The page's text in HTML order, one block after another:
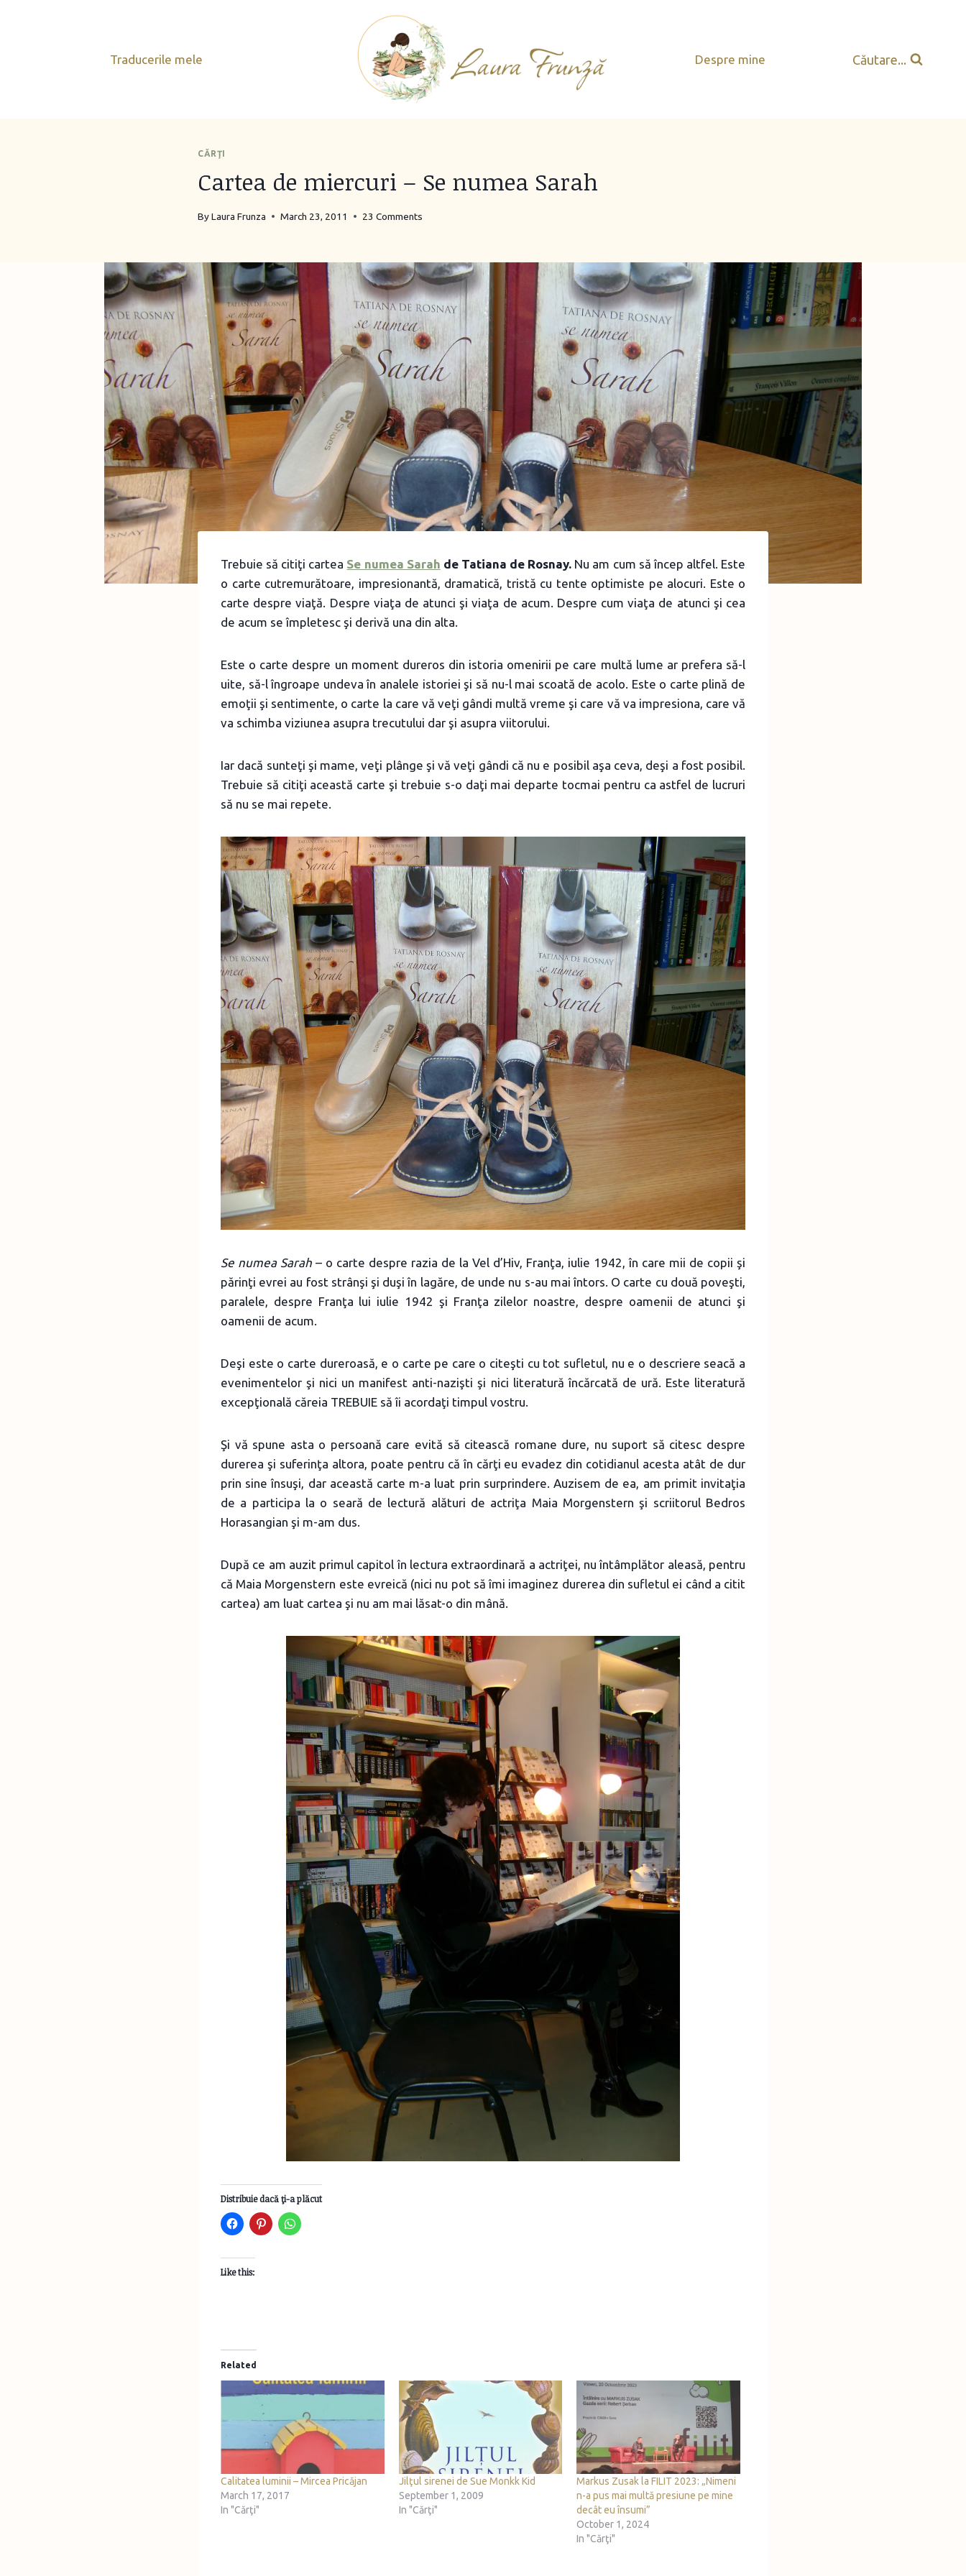
Traducerile mele
Despre mine Căutare...
CĂRŢI
Cartea de miercuri – Se numea Sarah
ByLaura Frunza March 23, 2011 23 Comments
Trebuie să citiţi cartea Se numea Sarah de Tatiana de Rosnay. Nu am cum să încep altfel. Este
o carte cutremurătoare, impresionantă, dramatică, tristă cu tente optimiste pe alocuri. Este o
carte despre viaţă. Despre viaţa de atunci şi viaţa de acum. Despre cum viaţa de atunci şi cea
de acum se împletesc şi derivă una din alta.
Este o carte despre un moment dureros din istoria omenirii pe care multă lume ar prefera să-l
uite, să-l îngroape undeva în analele istoriei şi să nu-l mai scoată de acolo. Este o carte plină de
emoţii şi sentimente, o carte la care vă veţi gândi multă vreme şi care vă va impresiona, care vă
va schimba viziunea asupra trecutului dar şi asupra viitorului.
Iar dacă sunteţi şi mame, veţi plânge şi vă veţi gândi că nu e posibil aşa ceva, deşi a fost posibil.
Trebuie să citiţi această carte şi trebuie s-o daţi mai departe tocmai pentru ca astfel de lucruri
să nu se mai repete.
Se numea Sarah – o carte despre razia de la Vel d’Hiv, Franţa, iulie 1942, în care mii de copii şi
părinţi evrei au fost strânşi şi duşi în lagăre, de unde nu s-au mai întors. O carte cu două poveşti,
paralele, despre Franţa lui iulie 1942 şi Franţa zilelor noastre, despre oamenii de atunci şi
oamenii de acum.
Deşi este o carte dureroasă, e o carte pe care o citeşti cu tot sufletul, nu e o descriere seacă a
evenimentelor şi nici un manifest anti-nazişti şi nici literatură încărcată de ură. Este literatură
excepţională căreia TREBUIE să îi acordaţi timpul vostru.
Şi vă spune asta o persoană care evită să citească romane dure, nu suport să citesc despre
durerea şi suferinţa altora, poate pentru că în cărţi eu evadez din cotidianul acesta atât de dur
prin sine însuşi, dar această carte m-a luat prin surprindere. Auzisem de ea, am primit invitaţia
de a participa la o seară de lectură alături de actriţa Maia Morgenstern şi scriitorul Bedros
Horasangian şi m-am dus.
După ce am auzit primul capitol în lectura extraordinară a actriţei, nu întâmplător aleasă, pentru
că Maia Morgenstern este evreică (nici nu pot să îmi imaginez durerea din sufletul ei când a citit
cartea) am luat cartea şi nu am mai lăsat-o din mână.
Distribuie dacă ţi-a plăcut
Like this:
Related
Calitatea luminii – Mircea Pricăjan
March 17, 2017
In "Cărţi"
Jilţul sirenei de Sue Monkk Kid
September 1, 2009
In "Cărţi"
Markus Zusak la FILIT 2023: „Nimeni
n-a pus mai multă presiune pe mine
decât eu însumi”
October 1, 2024
In "Cărţi"